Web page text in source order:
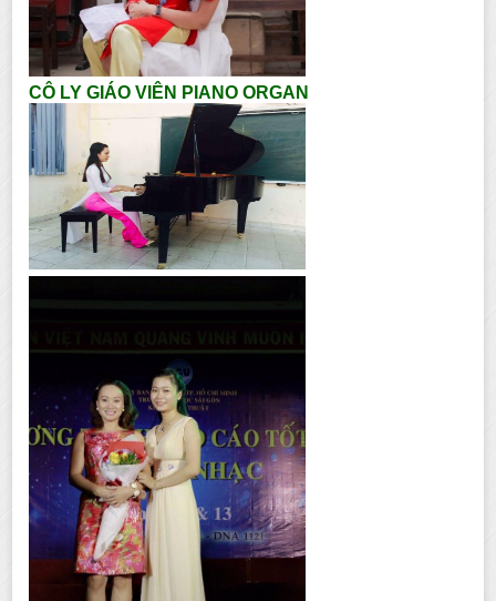
CÔ LY GIÁO VIÊN PIANO ORGAN